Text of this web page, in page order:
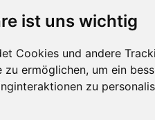
ist uns wichtig
zu ermöglichen,um ein
zu